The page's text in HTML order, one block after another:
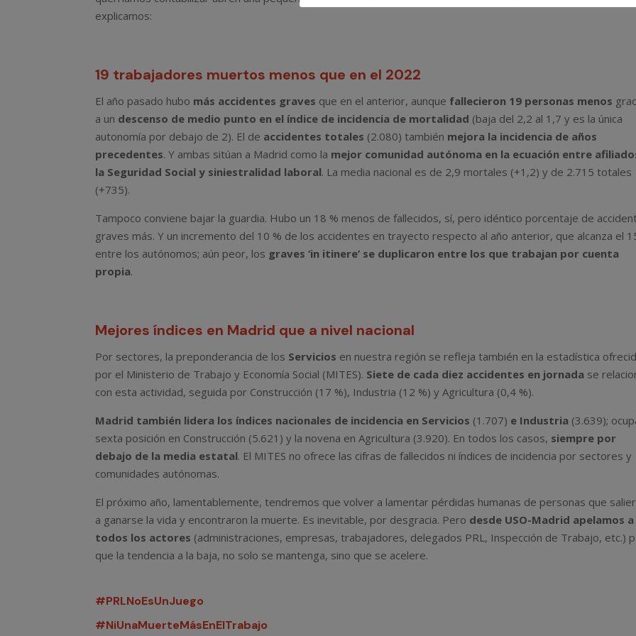
explicamos:
19 trabajadores muertos menos que en el 2022
El año pasado hubo más accidentes graves que en el anterior, aunque fallecieron 19 personas menos
a un descenso de medio punto en el índice de incidencia de mortalidad (baja del 2,2 al 1,7 y es la única
autonomía por debajo de 2). El de accidentes totales (2.080) también mejora la incidencia de años
precedentes. Y ambas sitúan a Madrid como la mejor comunidad autónoma en la ecuación entre
la Seguridad Social y siniestralidad laboral. La media nacional es de 2,9 mortales (+1,2) y de 2.715 totales
(+735).
Tampoco conviene bajar la guardia. Hubo un 18 % menos de fallecidos, sí, pero idéntico porcentaje de
graves más. Y un incremento del 10 % de los accidentes en trayecto respecto al año anterior, que alcanza el
entre los autónomos; aún peor, los graves ‘in itinere’ se duplicaron entre los que trabajan por cuenta
propia.
Mejores índices en Madrid que a nivel nacional
Por sectores, la preponderancia de los Servicios en nuestra región se refleja también en la estadística
por el Ministerio de Trabajo y Economía Social (MITES). Siete de cada diez accidentes en jornada se
con esta actividad, seguida por Construcción (17 %), Industria (12 %) y Agricultura (0,4 %).
Madrid también lidera los índices nacionales de incidencia en Servicios (1.707) e Industria (3.639);
sexta posición en Construcción (5.621) y la novena en Agricultura (3.920). En todos los casos, siempre por
debajo de la media estatal. El MITES no ofrece las cifras de fallecidos ni índices de incidencia por sectores y
comunidades autónomas.
El próximo año, lamentablemente, tendremos que volver a lamentar pérdidas humanas de personas que
a ganarse la vida y encontraron la muerte. Es inevitable, por desgracia. Pero desde USO-Madrid apelamos a
todos los actores (administraciones, empresas, trabajadores, delegados PRL, Inspección de Trabajo, etc.)
que la tendencia a la baja, no solo se mantenga, sino que se acelere.
#PRLNoEsUnJuego
#NiUnaMuerteMásEnElTrabajo